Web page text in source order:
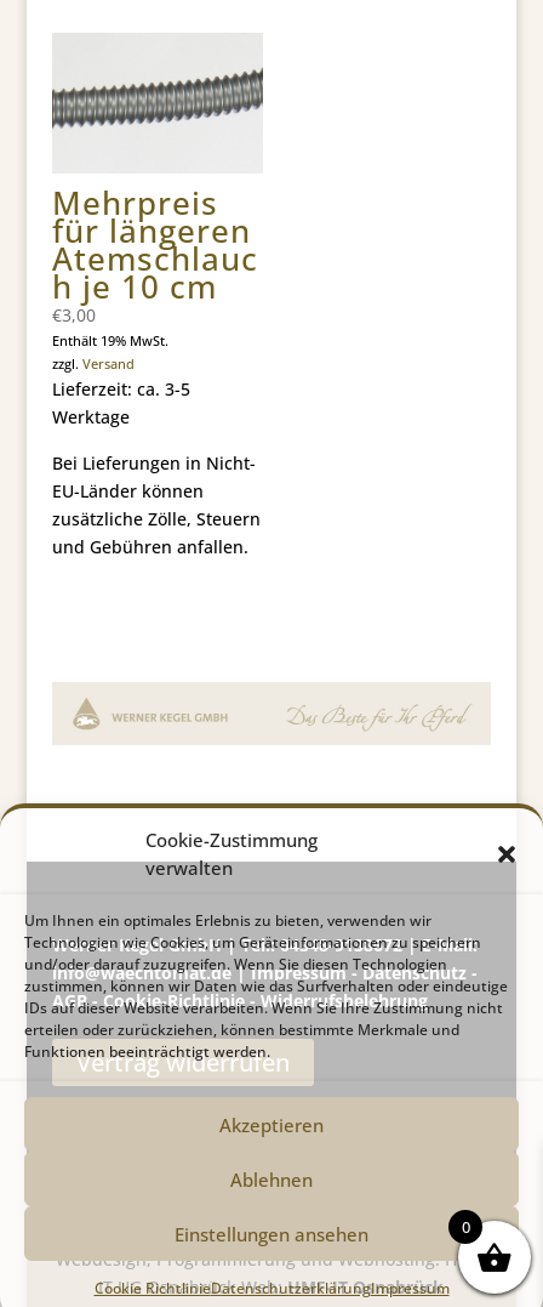
Cookie-Zustimmung
verwalten
Um Ihnen ein optimales Erlebnis zu bieten, verwenden wir
Technologien wie Cookies, um Geräteinformationen zu speichern
und/oder darauf zuzugreifen. Wenn Sie diesen Technologien
zustimmen, können wir Daten wie das Surfverhalten oder eindeutige
IDs auf dieser Website verarbeiten. Wenn Sie Ihre Zustimmung nicht
erteilen oder zurückziehen, können bestimmte Merkmale und
Funktionen beeinträchtigt werden.
Akzeptieren
Ablehnen
Einstellungen ansehen
Cookie RichtlinieDatenschutzerklärungImpressum
Mehrpreis
für längeren
Atemschlauc
h je 10 cm
€3,00
Enthält 19% MwSt.
zzgl. Versand
Lieferzeit: ca. 3-5
Werktage
Bei Lieferungen in Nicht-
EU-Länder können
zusätzliche Zölle, Steuern
und Gebühren anfallen.
Werner Kegel GmbH | Tel.: 04348-9138672 | E-Mail:
info@waechtomat.de |Impressum-Datenschutz-
AGB-Cookie-Richtlinie-Widerrufsbelehrung
Vertrag widerrufen
Webdesign, Programmierung und Webhosting: HMF-
IT UG Osnabrück Web:HMF-IT Osnabrück
0